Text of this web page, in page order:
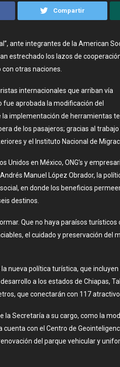
Compartir
ante integrantes de la American
estrechado los lazos de
otras naciones.
internacionales que arriban vía
fue aprobada la modificación del
implementación de herramientas
de los pasajeros; gracias al
y el Instituto Nacional de
en México, ONG’s y
Manuel López Obrador, la
en donde los beneficios
destinos.
Que no haya paraísos
el cuidado y preservación del
nueva política turística, que
a los estados de Chiapas,
que conectarán con 117
Secretaría a su cargo, como la
con el Centro de
del parque vehicular y